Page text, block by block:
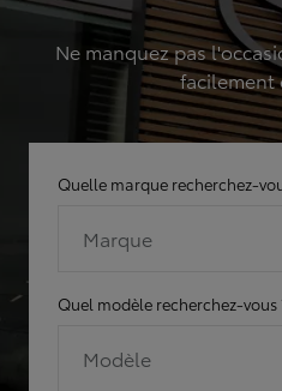
Ne manquez pas
facilement
Quelle marque recherchez-
Marque
Quel modèle recherchez-vous
Modèle